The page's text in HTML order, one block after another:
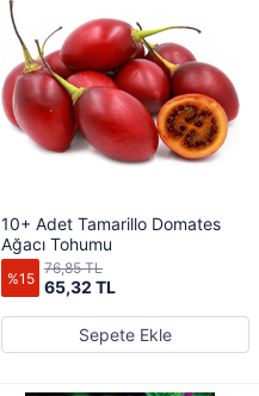
10+ Adet Tamarillo Domates
Ağacı Tohumu
%15 65,32 TL
76,85 TL
Sepete Ekle